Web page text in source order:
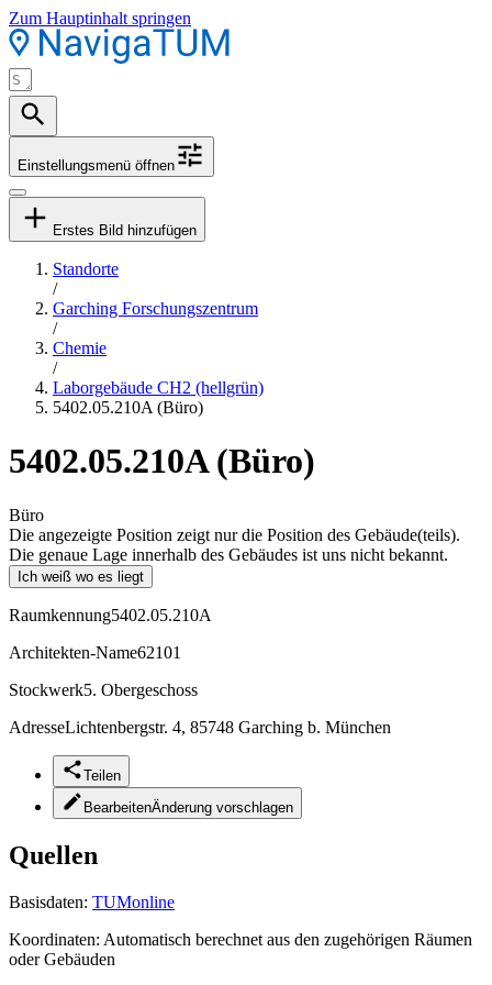
Zum Hauptinhalt springen
Einstellungsmenü öffnen
Erstes Bild hinzufügen
Standorte
/
Garching Forschungszentrum
/
Chemie
/
Laborgebäude CH2 (hellgrün)
5402.05.210A (Büro)
5402.05.210A (Büro)
Büro
Die angezeigte Position zeigt nur die Position des Gebäude(teils).
Die genaue Lage innerhalb des Gebäudes ist uns nicht bekannt.
Ich weiß wo es liegt
Raumkennung5402.05.210A
Architekten-Name62101
Stockwerk5. Obergeschoss
AdresseLichtenbergstr. 4, 85748 Garching b. München
Teilen
BearbeitenÄnderung vorschlagen
Quellen
Basisdaten: TUMonline
Koordinaten: Automatisch berechnet aus den zugehörigen Räumen
oder Gebäuden